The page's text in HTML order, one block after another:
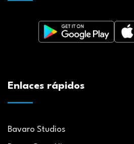
Enlaces rápidos
Bavaro Studios